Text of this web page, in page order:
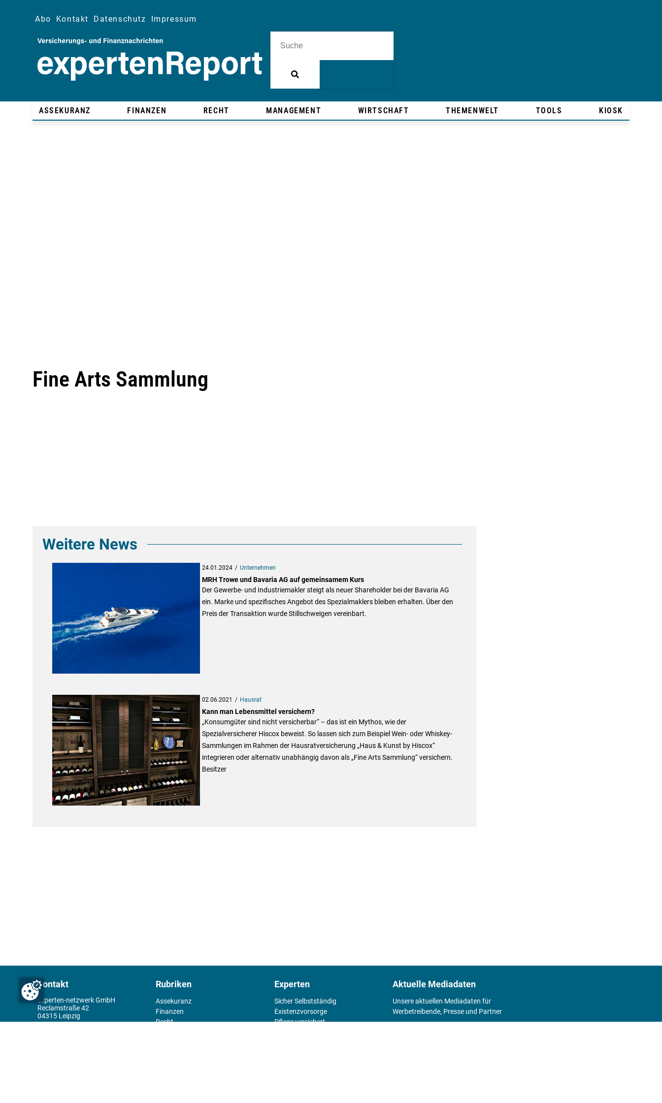
Abo Kontakt Datenschutz Impressum
ASSEKURANZ FINANZEN RECHT MANAGEMENT WIRTSCHAFT THEMENWELT TOOLS KIOSK
Fine Arts Sammlung
Weitere News
24.01.2024 Unternehmen
MRH Trowe und Bavaria AG auf gemeinsamem Kurs
Der Gewerbe- und Industriemakler steigt als neuer Shareholder bei der Bavaria AG
ein. Marke und spezifisches Angebot des Spezialmaklers bleiben erhalten. Über den
Preis der Transaktion wurde Stillschweigen vereinbart.
02.06.2021 Hausrat
Kann man Lebensmittel versichern?
„Konsumgüter sind nicht versicherbar“ – das ist ein Mythos, wie der
Spezialversicherer Hiscox beweist. So lassen sich zum Beispiel Wein- oder Whiskey-
Sammlungen im Rahmen der Hausratversicherung „Haus & Kunst by Hiscox“
integrieren oder alternativ unabhängig davon als „Fine Arts Sammlung“ versichern.
Besitzer
Kontakt
experten-netzwerk GmbH
Reclamstraße 42
04315 Leipzig
Rubriken
Assekuranz
Finanzen
Recht
Experten
Sicher Selbstständig
Existenz­vorsorge
Pflege versichert
Aktuelle Mediadaten
Unsere aktuellen Mediadaten für
Werbetreibende, Presse und Partner